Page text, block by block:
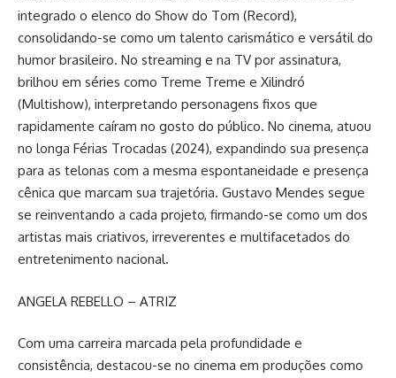
integrado o elenco do Show do Tom (Record),
consolidando-se como um talento carismático e versátil do
humor brasileiro. No streaming e na TV por assinatura,
brilhou em séries como Treme Treme e Xilindró
(Multishow), interpretando personagens fixos que
rapidamente caíram no gosto do público. No cinema, atuou
no longa Férias Trocadas (2024), expandindo sua presença
para as telonas com a mesma espontaneidade e presença
cênica que marcam sua trajetória. Gustavo Mendes segue
se reinventando a cada projeto, firmando-se como um dos
artistas mais criativos, irreverentes e multifacetados do
entretenimento nacional.
ANGELA REBELLO – ATRIZ
Com uma carreira marcada pela profundidade e
consistência, destacou-se no cinema em produções como